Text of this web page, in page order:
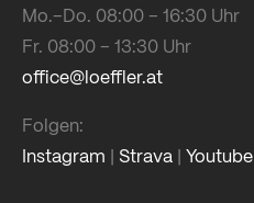
Mo.–Do. 08:00 – 16:30 Uhr
Fr. 08:00 – 13:30 Uhr
office@loeffler.at
Folgen:
Instagram | Strava | Youtube